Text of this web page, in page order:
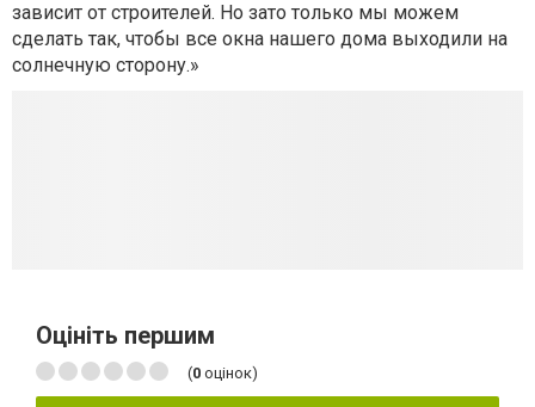
зависит от строителей. Но зато только мы можем
сделать так, чтобы все окна нашего дома выходили на
солнечную сторону.»
Оцініть першим
(0 оцінок)